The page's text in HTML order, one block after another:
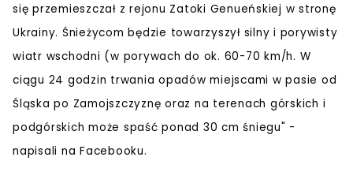
się przemieszczał z rejonu Zatoki Genueńskiej w stronę
Ukrainy. Śnieżycom będzie towarzyszył silny i porywisty
wiatr wschodni (w porywach do ok. 60-70 km/h. W
ciągu 24 godzin trwania opadów miejscami w pasie od
Śląska po Zamojszczyznę oraz na terenach górskich i
podgórskich może spaść ponad 30 cm śniegu" -
napisali na Facebooku.